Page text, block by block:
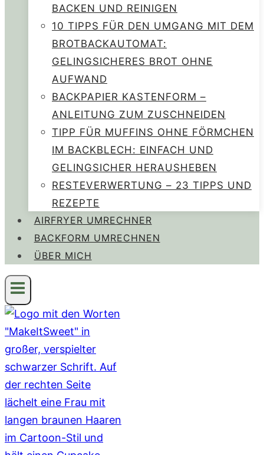
BACKEN UND REINIGEN
10 TIPPS FÜR DEN UMGANG MIT DEM
BROTBACKAUTOMAT:
GELINGSICHERES BROT OHNE
AUFWAND
BACKPAPIER KASTENFORM –
ANLEITUNG ZUM ZUSCHNEIDEN
TIPP FÜR MUFFINS OHNE FÖRMCHEN
IM BACKBLECH: EINFACH UND
GELINGSICHER HERAUSHEBEN
RESTEVERWERTUNG – 23 TIPPS UND
REZEPTE
AIRFRYER UMRECHNER
BACKFORM UMRECHNEN
ÜBER MICH